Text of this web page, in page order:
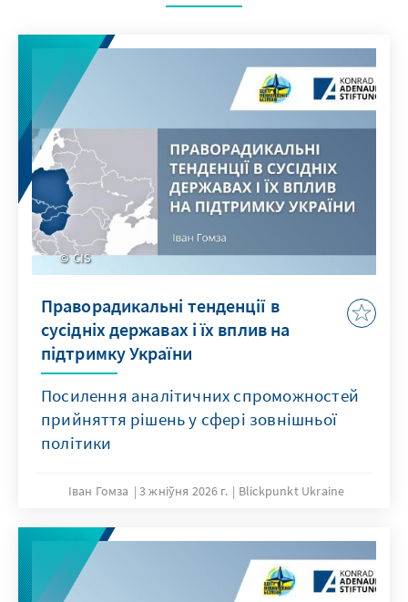
CIS
Праворадикальні тенденції в
сусідніх державах і їх вплив на
підтримку України
Посилення аналітичних спроможностей
прийняття рішень у сфері зовнішньої
політики
Іван Гомза 3 жніўня 2026 г. Blickpunkt Ukraine